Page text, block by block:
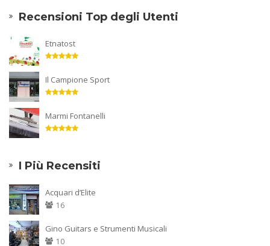
Recensioni Top degli Utenti
Etnatost
Il Campione Sport
Marmi Fontanelli
I Più Recensiti
Acquari d’Elite
16
Gino Guitars e Strumenti Musicali
10